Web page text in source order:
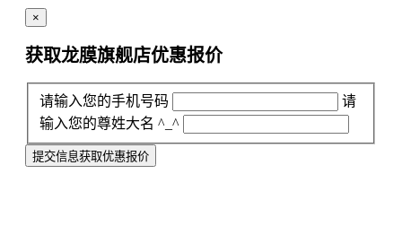
×
获取龙膜旗舰店优惠报价
请输入您的手机号码
请
输入您的尊姓大名 ^_^
提交信息获取优惠报价